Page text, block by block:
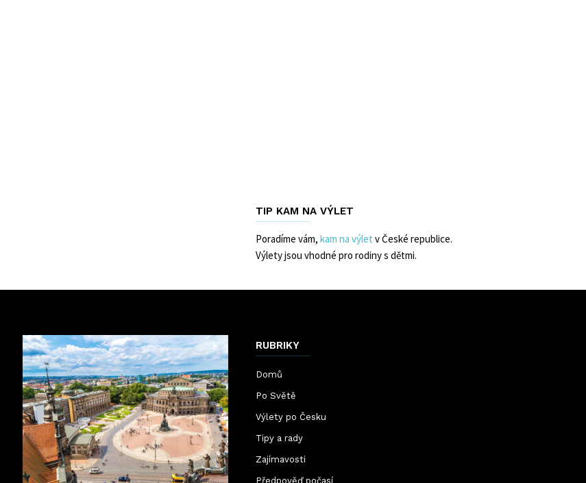
TIP KAM NA VÝLET
Poradíme vám, kam na výlet v České republice.
Výlety jsou vhodné pro rodiny s dětmi.
RUBRIKY
Domů
Po Světě
Výlety po Česku
Tipy a rady
Zajímavosti
Předpověď počasí